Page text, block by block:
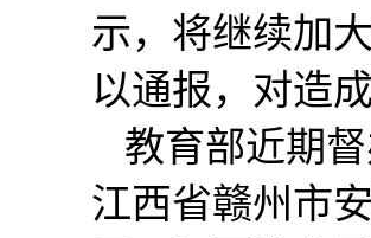
示，将继续加
以通报，对造
教育部近期
江西省赣州市